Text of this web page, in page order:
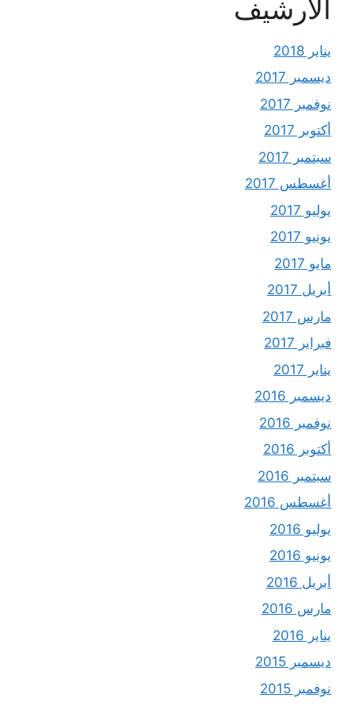
الأرشيف
يناير 2018
ديسمبر 2017
نوفمبر 2017
أكتوبر 2017
سبتمبر 2017
أغسطس 2017
يوليو 2017
يونيو 2017
مايو 2017
أبريل 2017
مارس 2017
فبراير 2017
يناير 2017
ديسمبر 2016
نوفمبر 2016
أكتوبر 2016
سبتمبر 2016
أغسطس 2016
يوليو 2016
يونيو 2016
أبريل 2016
مارس 2016
يناير 2016
ديسمبر 2015
نوفمبر 2015